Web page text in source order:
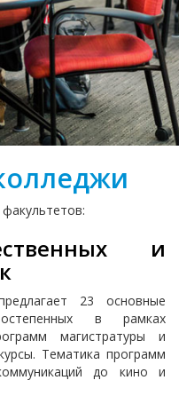
и
23 основные
в рамках
магистратуры и
Тематика программ
до кино и